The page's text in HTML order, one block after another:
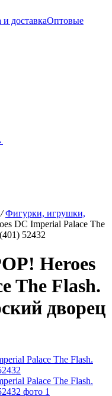
доставкаОптовые
/ Фигурки, игрушки,
DC Imperial Palace The
52432
Heroes
The Flash.
дворец